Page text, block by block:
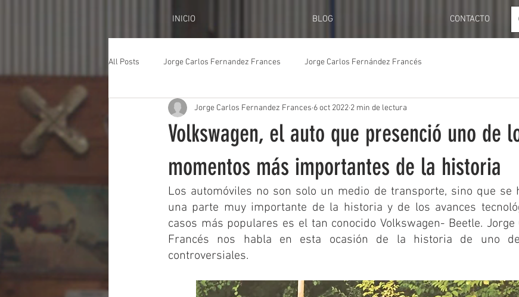
INICIO BLOG CONTACTO
All Posts Jorge Carlos Fernandez Frances Jorge Carlos Fernández Francés
Volkswagen, el auto que presenció uno de
momentos más importantes de la historia
Jorge Carlos Fernandez Frances 6 oct 2022 2 min de lectura
Los automóviles no son solo un medio de transporte, sino que se
una parte muy importante de la historia y de los avances
casos más populares es el tan conocido Volkswagen- Beetle. Jorge
Francés nos habla en esta ocasión de la historia de uno
controversiales.